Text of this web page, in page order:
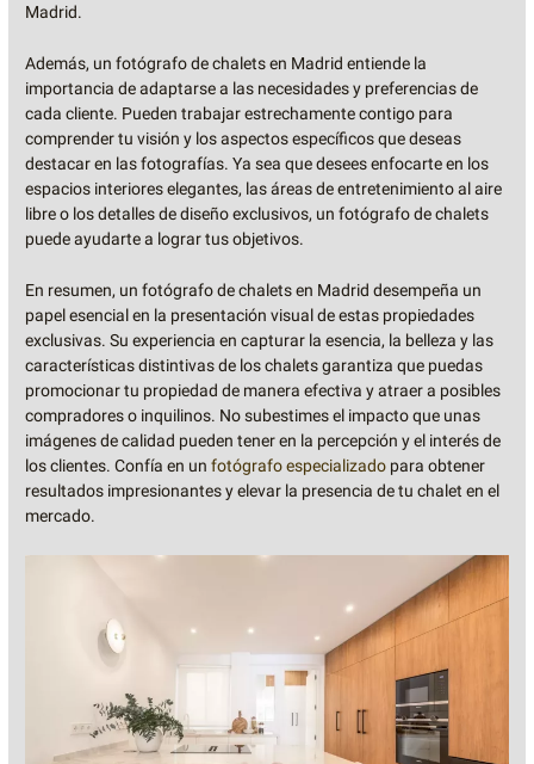
Madrid.
Además, un fotógrafo de chalets en Madrid entiende la
importancia de adaptarse a las necesidades y preferencias de
cada cliente. Pueden trabajar estrechamente contigo para
comprender tu visión y los aspectos específicos que deseas
destacar en las fotografías. Ya sea que desees enfocarte en los
espacios interiores elegantes, las áreas de entretenimiento al aire
libre o los detalles de diseño exclusivos, un fotógrafo de chalets
puede ayudarte a lograr tus objetivos.
En resumen, un fotógrafo de chalets en Madrid desempeña un
papel esencial en la presentación visual de estas propiedades
exclusivas. Su experiencia en capturar la esencia, la belleza y las
características distintivas de los chalets garantiza que puedas
promocionar tu propiedad de manera efectiva y atraer a posibles
compradores o inquilinos. No subestimes el impacto que unas
imágenes de calidad pueden tener en la percepción y el interés de
los clientes. Confía en unfotógrafo especializado para obtener
resultados impresionantes y elevar la presencia de tu chalet en el
mercado.